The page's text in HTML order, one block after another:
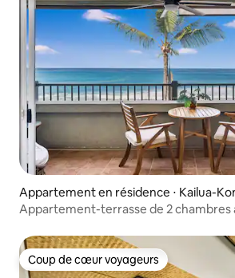
Appartement en résidence ⋅ Kailua-
Appartement-terrasse de 2 chambres
Coup de cœur voyageurs
Coup de cœur voyageurs